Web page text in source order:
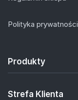
Polityka prywatności
Produkty
Strefa Klienta